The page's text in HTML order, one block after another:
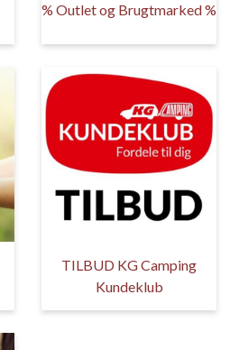
% Outlet og Brugtmarked %
TILBUD KG Camping
Kundeklub